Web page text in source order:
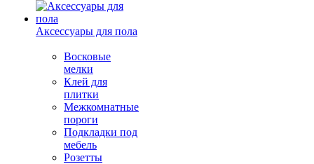
Аксессуары для пола
Восковые
мелки
Клей для
плитки
Межкомнатные
пороги
Подкладки под
мебель
Розетты